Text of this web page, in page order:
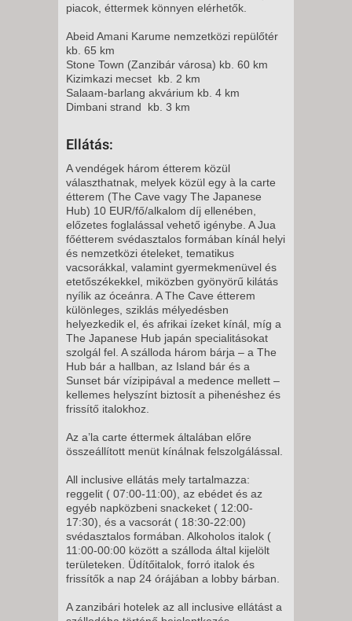
8 NAP / 7 ÉJSZAKA
VASÁRNAP -
15 NAP / 14 ÉJSZAKA
2027. FEBRUÁR 14.,
VASÁRNAP -
2027. FEBRUÁR 14.,
VASÁRNAP -
15 NAP / 14 ÉJSZAKA
2027. FEBRUÁR 21.,
VASÁRNAP -
15 NAP / 14 ÉJSZAKA
2027. FEBRUÁR 21.,
VASÁRNAP -
8 NAP / 7 ÉJSZAKA
2027. FEBRUÁR 28.,
VASÁRNAP -
8 NAP / 7 ÉJSZAKA
2027. FEBRUÁR 28.,
15 NAP / 14 ÉJSZAKA
VASÁRNAP -
8 NAP / 7 ÉJSZAKA
2027. MÁRCIUS 07.,
VASÁRNAP -
15 NAP / 14 ÉJSZAKA
2027. MÁRCIUS 14.,
VASÁRNAP -
piacok, éttermek könnyen elérhetők.
Abeid Amani Karume nemzetközi repülőtér
kb. 65 km
Stone Town (Zanzibár városa) kb. 60 km
Kizimkazi mecset kb. 2 km
Salaam-barlang akvárium kb. 4 km
Dimbani strand kb. 3 km
Ellátás:
A vendégek három étterem közül
választhatnak, melyek közül egy à la carte
étterem (The Cave vagy The Japanese
Hub) 10 EUR/fő/alkalom díj ellenében,
előzetes foglalással vehető igénybe. A Jua
főétterem svédasztalos formában kínál helyi
és nemzetközi ételeket, tematikus
vacsorákkal, valamint gyermekmenüvel és
etetőszékekkel, miközben gyönyörű kilátás
nyílik az óceánra. A The Cave étterem
különleges, sziklás mélyedésben
helyezkedik el, és afrikai ízeket kínál, míg a
The Japanese Hub japán specialitásokat
szolgál fel. A szálloda három bárja – a The
Hub bár a hallban, az Island bár és a
Sunset bár vízipipával a medence mellett –
kellemes helyszínt biztosít a pihenéshez és
frissítő italokhoz.
Az a’la carte éttermek általában előre
összeállított menüt kínálnak felszolgálással.
All inclusive ellátás mely tartalmazza:
reggelit ( 07:00-11:00), az ebédet és az
egyéb napközbeni snackeket ( 12:00-
17:30), és a vacsorát ( 18:30-22:00)
svédasztalos formában. Alkoholos italok (
11:00-00:00 között a szálloda által kijelölt
területeken. Üdítőitalok, forró italok és
frissítők a nap 24 órájában a lobby bárban.
A zanzibári hotelek az all inclusive ellátást a